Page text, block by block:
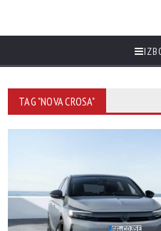
TAG "NOVA CROSA"